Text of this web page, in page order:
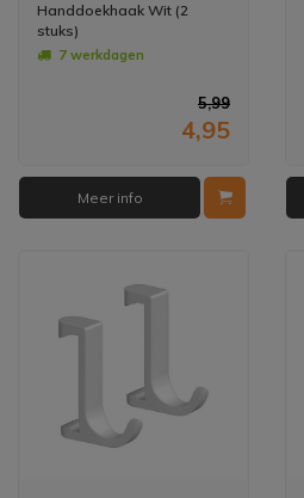
Handdoekhaak Wit (2
stuks)
7 werkdagen
5,99
4,95
Meer info